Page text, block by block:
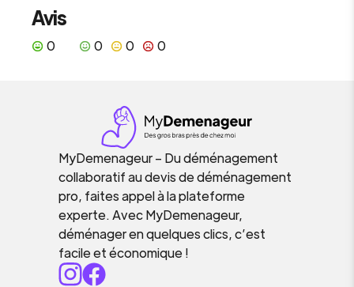
Avis
0 0 0 0
MyDemenageur – Du déménagement
collaboratif au devis de déménagement
pro, faites appel à la plateforme
experte. Avec MyDemenageur,
déménager en quelques clics, c’est
facile et économique !